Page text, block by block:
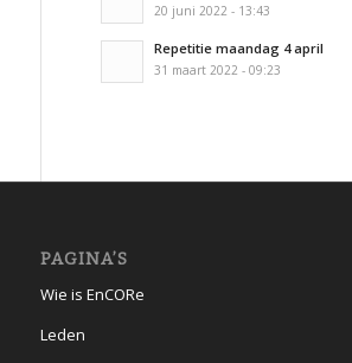
20 juni 2022 - 13:43
Repetitie maandag 4 april
31 maart 2022 - 09:23
PAGINA’S
Wie is EnCORe
Leden